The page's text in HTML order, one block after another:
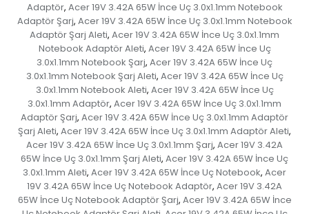
Adaptör, Acer 19V 3.42A 65W İnce Uç 3.0x1.1mm Notebook
Adaptör Şarj, Acer 19V 3.42A 65W İnce Uç 3.0x1.1mm Notebook
Adaptör Şarj Aleti, Acer 19V 3.42A 65W İnce Uç 3.0x1.1mm
Notebook Adaptör Aleti, Acer 19V 3.42A 65W İnce Uç
3.0x1.1mm Notebook Şarj, Acer 19V 3.42A 65W İnce Uç
3.0x1.1mm Notebook Şarj Aleti, Acer 19V 3.42A 65W İnce Uç
3.0x1.1mm Notebook Aleti, Acer 19V 3.42A 65W İnce Uç
3.0x1.1mm Adaptör, Acer 19V 3.42A 65W İnce Uç 3.0x1.1mm
Adaptör Şarj, Acer 19V 3.42A 65W İnce Uç 3.0x1.1mm Adaptör
Şarj Aleti, Acer 19V 3.42A 65W İnce Uç 3.0x1.1mm Adaptör Aleti,
Acer 19V 3.42A 65W İnce Uç 3.0x1.1mm Şarj, Acer 19V 3.42A
65W İnce Uç 3.0x1.1mm Şarj Aleti, Acer 19V 3.42A 65W İnce Uç
3.0x1.1mm Aleti, Acer 19V 3.42A 65W İnce Uç Notebook, Acer
19V 3.42A 65W İnce Uç Notebook Adaptör, Acer 19V 3.42A
65W İnce Uç Notebook Adaptör Şarj, Acer 19V 3.42A 65W İnce